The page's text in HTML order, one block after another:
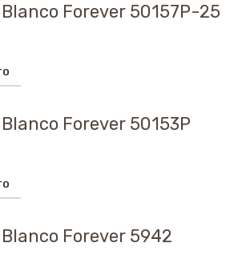
Forever 50157P-25
Forever 50153P
Forever 5942